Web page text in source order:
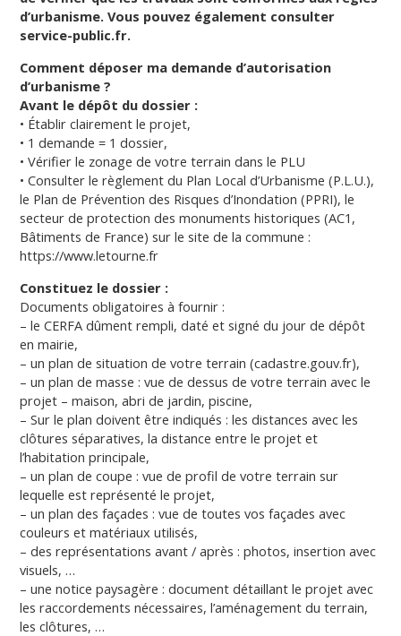
d’urbanisme. Vous pouvez également consulter
service-public.fr.
Comment déposer ma demande d’autorisation
d’urbanisme ?
Avant le dépôt du dossier :
• Établir clairement le projet,
• 1 demande = 1 dossier,
• Vérifier le zonage de votre terrain dans le PLU
• Consulter le règlement du Plan Local d’Urbanisme (P.L.U.),
le Plan de Prévention des Risques d’Inondation (PPRI), le
secteur de protection des monuments historiques (AC1,
Bâtiments de France) sur le site de la commune :
https://www.letourne.fr
Constituez le dossier :
Documents obligatoires à fournir :
– le CERFA dûment rempli, daté et signé du jour de dépôt
en mairie,
– un plan de situation de votre terrain (cadastre.gouv.fr),
– un plan de masse : vue de dessus de votre terrain avec le
projet – maison, abri de jardin, piscine,
– Sur le plan doivent être indiqués : les distances avec les
clôtures séparatives, la distance entre le projet et
l’habitation principale,
– un plan de coupe : vue de profil de votre terrain sur
lequelle est représenté le projet,
– un plan des façades : vue de toutes vos façades avec
couleurs et matériaux utilisés,
– des représentations avant / après : photos, insertion avec
visuels, …
– une notice paysagère : document détaillant le projet avec
les raccordements nécessaires, l’aménagement du terrain,
les clôtures, …